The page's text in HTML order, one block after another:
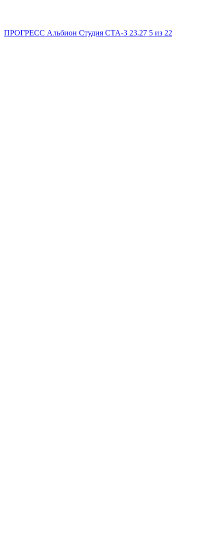
ПРОГРЕСС Альбион Студия СТА-3 23.27 5 из 22